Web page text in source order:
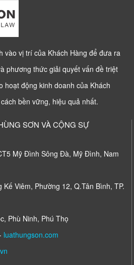
vào vị trí của Khách Hàng để đưa ra
phương thức giải quyết vấn đề triệt
hoạt động kinh doanh của Khách
bền vững, hiệu quả nhất.
SƠN VÀ CỘNG SỰ
Mỹ Đình Sông Đà, Mỹ Đình, Nam
Kế Viêm, Phường 12, Q.Tân Bình, TP.
Phù Ninh, Phú Thọ
luathungson.com